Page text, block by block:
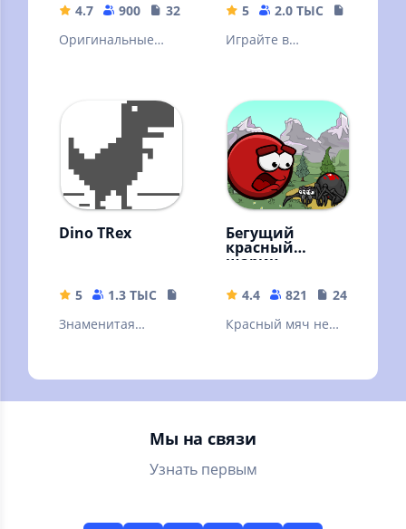
4.7 900
32.38 MB
Оригинальные
5 2.0 ТЫС
Играйте в
угодно и где
угодно. Tetris®
навсегда!
Dino TRex
5 1.3 ТЫС
6.39 MB
Знаменитая
Бегущий
красный
шарик
4.4 821
24.52 MB
Красный мяч не
красный шар.
Прыгун - аркада.
Мы на связи
Узнать первым